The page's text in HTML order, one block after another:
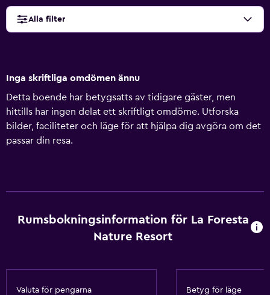
Alla filter
Inga skriftliga omdömen ännu
Detta boende har betygsatts av tidigare gäster, men
hittills har ingen delat ett skriftligt omdöme. Utforska
bilder, faciliteter och läge för att hjälpa dig avgöra om det
passar din resa.
Rumsbokningsinformation för La Foresta
Nature Resort
Valuta för pengarna Betyg för läge